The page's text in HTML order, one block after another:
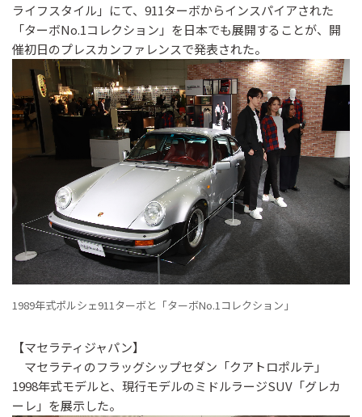
ライフスタイル」にて、911ターボからインスパイアされた
「ターボNo.1コレクション」を日本でも展開することが、開
催初日のプレスカンファレンスで発表された。
1989年式ポルシェ911ターボと「ターボNo.1コレクション」
【マセラティジャパン】
マセラティのフラッグシップセダン「クアトロポルテ」
1998年式モデルと、現行モデルのミドルラージSUV「グレカ
ーレ」を展示した。